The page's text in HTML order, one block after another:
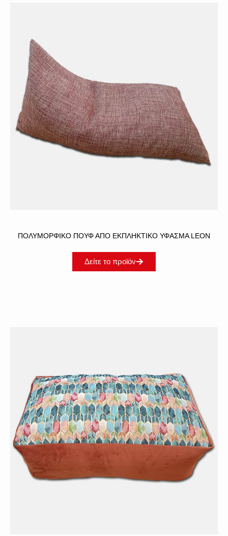
ΠΟΛΥΜΟΡΦΙΚΌ ΠΟΥΦ ΑΠΌ ΕΚΠΛΗΚΤΙΚΌ ΎΦΑΣΜΑ LEON
Δείτε το προϊόν